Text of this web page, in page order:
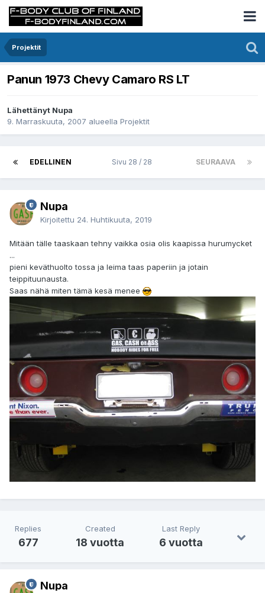
Projektit
Panun 1973 Chevy Camaro RS LT
Lähettänyt Nupa
9. Marraskuuta, 2007 alueella Projektit
EDELLINEN SEURAAVA
Sivu 28 / 28
Nupa
Kirjoitettu 24. Huhtikuuta, 2019
Mitään tälle taaskaan tehny vaikka osia olis kaapissa hurumycket
...
pieni keväthuolto tossa ja leima taas paperiin ja jotain
teippituunausta.
Saas nähä miten tämä kesä menee
Replies
677
Created
18 vuotta
Last Reply
6 vuotta
Nupa